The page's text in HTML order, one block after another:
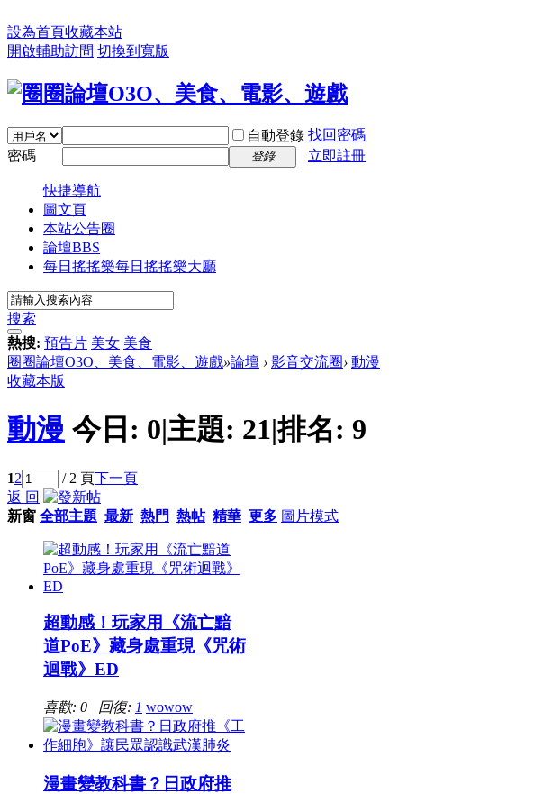
設為首頁收藏本站
開啟輔助訪問 切換到寬版
自動登錄 找回密碼
密碼
登錄 立即註冊
快捷導航
圖文頁
本站公告圈
論壇BBS
每日搖搖樂每日搖搖樂大廳
搜索
熱搜: 預告片 美女 美食
圈圈論壇O3O、美食、電影、遊戲»論壇 › 影音交流圈› 動漫
收藏本版
動漫 今日: 0|主題: 21|排名: 9
12 / 2 頁下一頁
返 回
新窗 全部主題 最新 熱門 熱帖 精華 更多 圖片模式
超動感！玩家用《流亡黯
道PoE》藏身處重現《咒術
迴戰》ED
喜歡: 0 回復: 1 wowow
漫畫變教科書？日政府推